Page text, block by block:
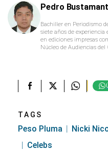
Pedro
Bachiller en Periodismo
siete años de
en ediciones impresas
Núcleo de Audiencias del
TAGS
Peso Pluma Nicki
Celebs